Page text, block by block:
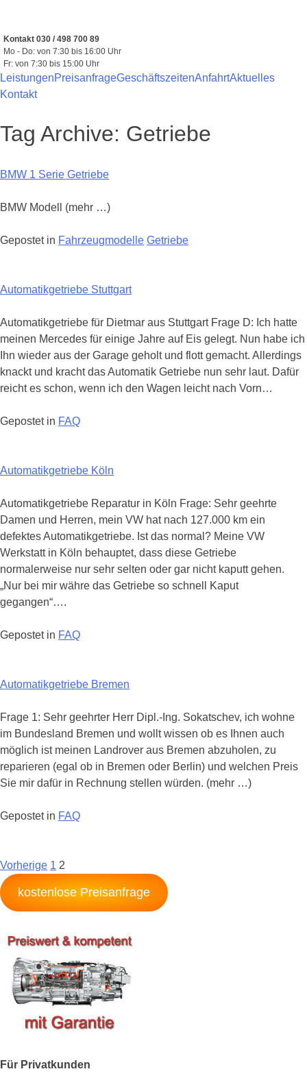
springen
Kontakt 030 / 498 700 89
Mo - Do: von 7:30 bis 16:00 Uhr
Fr: von 7:30 bis 15:00 Uhr
LeistungenPreisanfrageGeschäftszeitenAnfahrtAktuelles
Kontakt
Tag Archive: Getriebe
BMW 1 Serie Getriebe
BMW Modell (mehr …)
Gepostet in Fahrzeugmodelle Getriebe
Automatikgetriebe Stuttgart
Automatikgetriebe für Dietmar aus Stuttgart Frage D: Ich hatte
meinen Mercedes für einige Jahre auf Eis gelegt. Nun habe ich
Ihn wieder aus der Garage geholt und flott gemacht. Allerdings
knackt und kracht das Automatik Getriebe nun sehr laut. Dafür
reicht es schon, wenn ich den Wagen leicht nach Vorn…
Gepostet in FAQ
Automatikgetriebe Köln
Automatikgetriebe Reparatur in Köln Frage: Sehr geehrte
Damen und Herren, mein VW hat nach 127.000 km ein
defektes Automatikgetriebe. Ist das normal? Meine VW
Werkstatt in Köln behauptet, dass diese Getriebe
normalerweise nur sehr selten oder gar nicht kaputt gehen.
„Nur bei mir währe das Getriebe so schnell Kaput
gegangen“….
Gepostet in FAQ
Automatikgetriebe Bremen
Frage 1: Sehr geehrter Herr Dipl.-Ing. Sokatschev, ich wohne
im Bundesland Bremen und wollt wissen ob es Ihnen auch
möglich ist meinen Landrover aus Bremen abzuholen, zu
reparieren (egal ob in Bremen oder Berlin) und welchen Preis
Sie mir dafür in Rechnung stellen würden. (mehr …)
Gepostet in FAQ
Posts
Navigation
Vorherige 1 2
kostenlose Preisanfrage
Für Privatkunden